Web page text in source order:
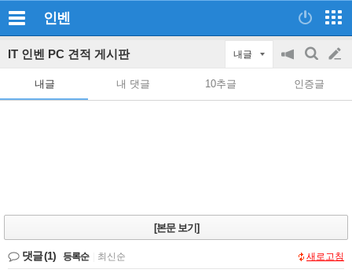
인벤
IT 인벤 PC 견적 게시판 내글
공
on/off
검
색
글
쓰
내글 내 댓글 10추글 인증글
[본문 보기]
댓글(1) 등록순 최신순 새로고침